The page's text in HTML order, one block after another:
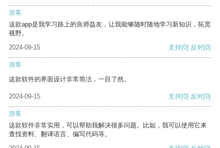
游客
这款app是我学习路上的良师益友，让我能够随时随地学习新知识，拓宽
视野。
2024-09-15
支持[0] 反对[0]
游客
这款软件的界面设计非常简洁，一目了然。
2024-09-15 支持[0] 反对[0]
游客
这款软件非常实用，可以帮助我解决很多问题。比如，我可以使用它来
查找资料、翻译语言、编写代码等。